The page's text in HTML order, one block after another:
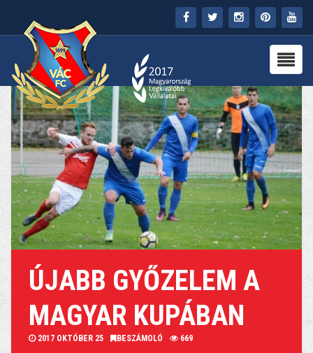
ÚJABB GYŐZELEM A
MAGYAR KUPÁBAN
2017 OKTÓBER 25 BESZÁMOLÓ 669
FŐOLDAL
KLUB
HÍREK
STADION
PARTNEREK
SAJTÓ
MÉDIA